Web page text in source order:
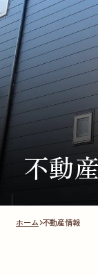
不動
ホーム 不動産情報